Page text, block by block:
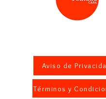
Aviso de
Términos y